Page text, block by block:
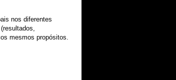
nos diferentes
mesmos propósitos.